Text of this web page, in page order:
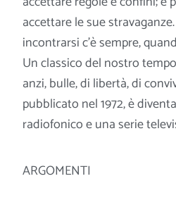
accettare le sue
incontrarsi c’è sempre,
Un classico del nostro
anzi, bulle, di libertà, di
pubblicato nel 1972, è
radiofonico e una serie
ARGOMENTI